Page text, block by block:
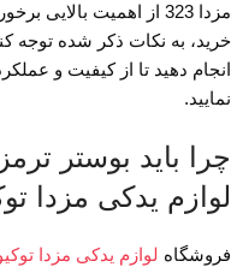
مزدا 323 از اهمیت
خرید، به نکات ذکر شده توجه
انجام دهید تا از کیفیت و
نمایید.
لوازم یدکی مزدا
فروشگاه لوازم یدکی مزدا